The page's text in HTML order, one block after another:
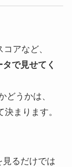
アなど、
で見せてく
どうかは、
まります。
るだけでは